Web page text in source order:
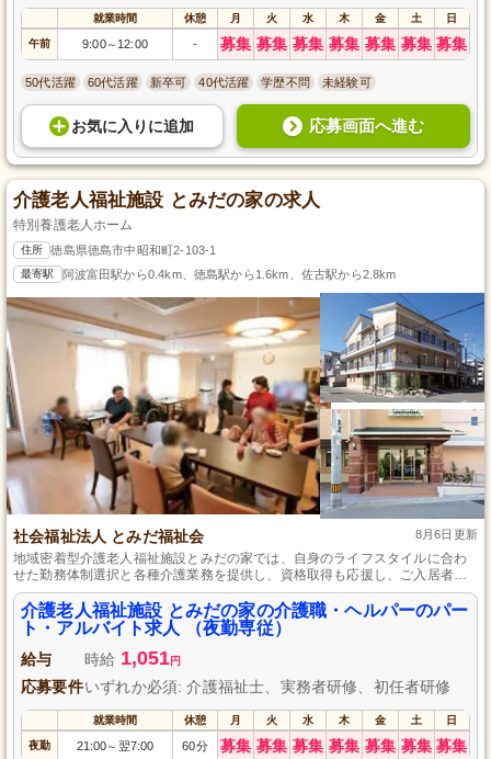
就業時間 休憩 月 火 水 木 金 土 日
午前 9:00～ 12:00 - 募集 募集 募集 募集 募集 募集 募集
50代活躍 60代活躍 新卒可 40代活躍 学歴不問 未経験可
お気に入り に追加 応募画面へ進む
介護老人福祉施設 とみだの家の求人
特別養護老人ホーム
住所 徳島県徳島市中昭和町2-103-1
最寄駅 阿波富田駅から0.4km、徳島駅から1.6km、佐古駅から2.8km
社会福祉法人 とみだ福祉会 8月6日更新
地域密着型介護老人福祉施設とみだの家では、自身のライフスタイルに合わ
せた勤務体制選択と各種介護業務を提供し、資格取得も応援し、ご入居者さ
まと信頼関係を築くことが可能です。
介護老人福祉施設 とみだの家の介護職・ヘルパーのパー
ト・アルバイト求人 （夜勤専従）
給与 時給 1,051円
応募要件いずれか必須: 介護福祉士、実務者研修、初任者研修
就業時間 休憩 月 火 水 木 金 土 日
夜勤 21:00～ 翌7:00 60分 募集 募集 募集 募集 募集 募集 募集